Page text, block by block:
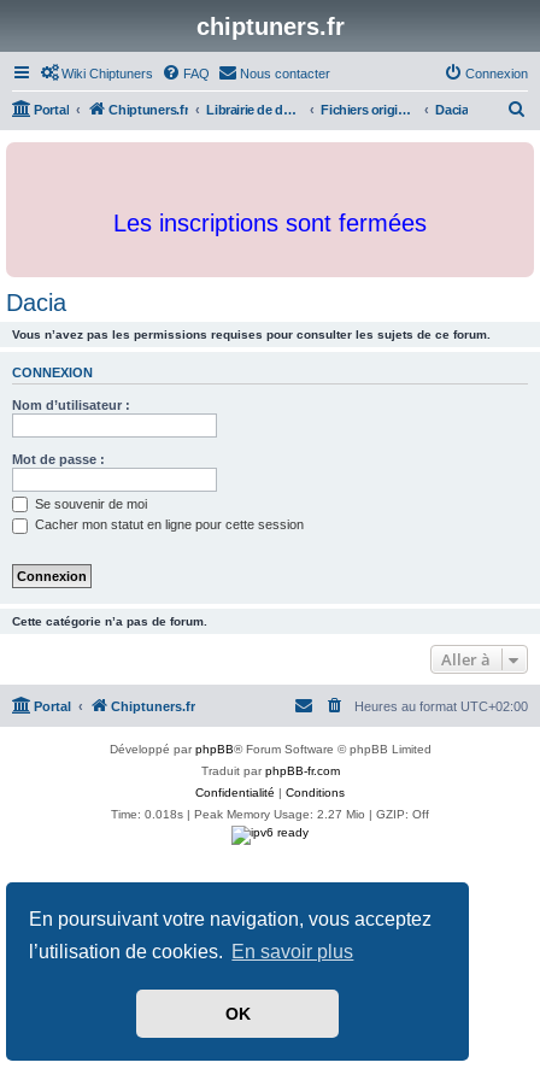
En poursuivant votre navigation, vous acceptez
l’utilisation de cookies. En savoir plus
OK
chiptuners.fr
Wiki Chiptuners FAQ Nous contacter Connexion
Portal Chiptuners.fr Librairie de documents et originaux Fichiers originaux Dacia
c
Les inscriptions sont fermées
Dacia
Vous n’avez pas les permissions requises pour consulter les sujets de ce forum.
CONNEXION
Nom d’utilisateur :
Mot de passe :
Se souvenir de moi
Cacher mon statut en ligne pour cette session
Cette catégorie n’a pas de forum.
Aller à
Portal Chiptuners.fr Heures au format UTC+02:00
Développé parphpBB® Forum Software © phpBB Limited
Traduit parphpBB-fr.com
Confidentialité | Conditions
Time: 0.018s | Peak Memory Usage: 2.27 Mio | GZIP: Off